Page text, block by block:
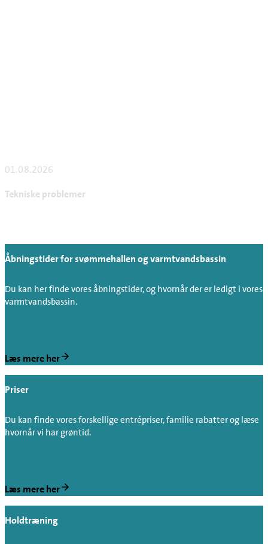
01.08.2026
Tekniske problemer
Åbningstider for svømmehallen og varmtvandsbassin
Du kan her finde vores åbningstider, og hvornår der er ledigt i vores
varmtvandsbassin.
Læs mere her
Priser
Du kan finde vores forskellige entrépriser, familie rabatter og læse
hvornår vi har grøntid.
Læs mere her
Holdtræning